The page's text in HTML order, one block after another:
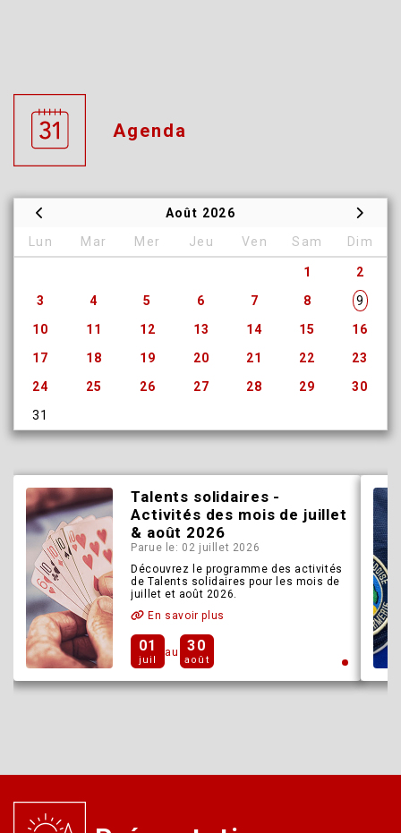
Agenda
Août 2026
Lun
Mar Mer Jeu Ven Sam Dim
1
2
3
4 5 6 7 8
9
10
11 12 13 14 15
16
17
18 19 20 21 22
23
24
25 26 27 28 29
30
31
Talents solidaires -
Activités des mois de juillet
& août 2026
Parue le: 02 juillet 2026
Découvrez le programme des activités
de Talents solidaires pour les mois de
juillet et août 2026.
En savoir plus
01
juil
au 30
août